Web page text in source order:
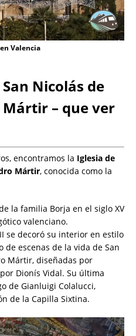
Valencia
Nicolás de
Mártir – que ver
encontramos la Iglesia de
Mártir, conocida como la
la familia Borja en el siglo XV
valenciano.
se decoró su interior en estilo
escenas de la vida de San
Mártir, diseñadas por
Dionís Vidal. Su última
de Gianluigi Colalucci,
de la Capilla Sixtina.